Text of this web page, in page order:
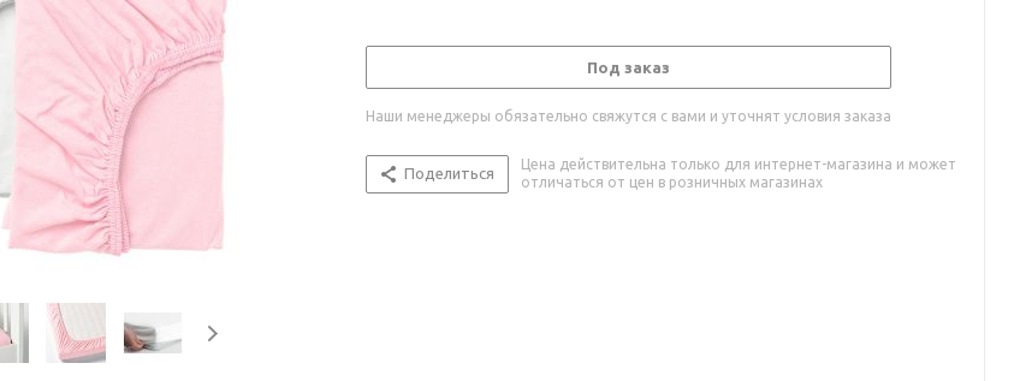
Под заказ
Наши менеджеры обязательно свяжутся с вами и уточнят условия заказа
Поделиться
Цена действительна только для интернет-магазина и может
отличаться от цен в розничных магазинах